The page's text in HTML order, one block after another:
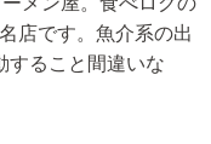
店です。魚介系の出
すること間違いな